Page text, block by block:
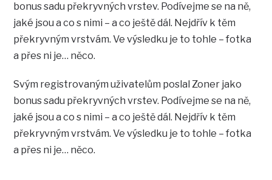
bonus sadu překryvných vrstev. Podívejme se na ně,
jaké jsou a co s nimi – a co ještě dál. Nejdřív k těm
překryvným vrstvám. Ve výsledku je to tohle – fotka
a přes ni je… něco.
Svým registrovaným uživatelům poslal Zoner jako
bonus sadu překryvných vrstev. Podívejme se na ně,
jaké jsou a co s nimi – a co ještě dál. Nejdřív k těm
překryvným vrstvám. Ve výsledku je to tohle – fotka
a přes ni je… něco.